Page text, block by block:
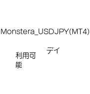
デイ
利用可
能
Monstera_USDJPY(MT4)